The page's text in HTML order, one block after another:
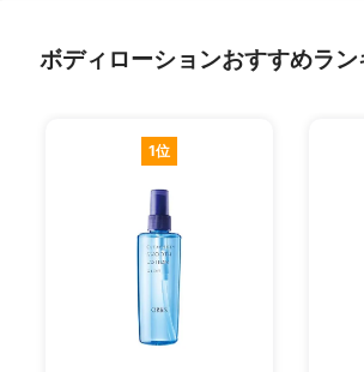
ボディローションおすすめラ
1位